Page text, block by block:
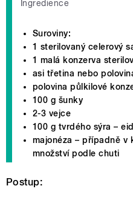
Ingredience
Suroviny:
1 sterilovaný celerový
1 malá konzerva
asi třetina nebo
polovina půlkilové
100 g šunky
2-3 vejce
100 g tvrdého sýra –
majonéza – případně v
množství podle chuti
Postup: